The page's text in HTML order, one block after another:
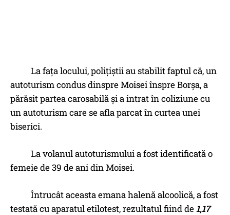
La fața locului, polițiștii au stabilit faptul că, un
autoturism condus dinspre Moisei înspre Borșa, a
părăsit partea carosabilă și a intrat în coliziune cu
un autoturism care se afla parcat în curtea unei
biserici.
La volanul autoturismului a fost identificată o
femeie de 39 de ani din Moisei.
Întrucât aceasta emana halenă alcoolică, a fost
testată cu aparatul etilotest, rezultatul fiind de1,17